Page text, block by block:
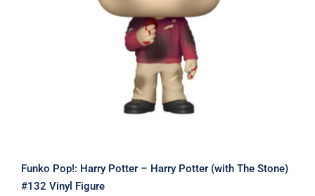
Potter (with The Stone) #132 Vinyl
Figure
Funko Pop!: Harry Potter – Harry Potter (with The Stone)
#132 Vinyl Figure